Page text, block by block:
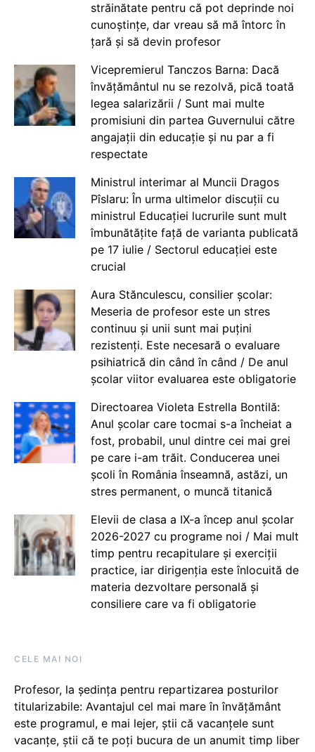
străinătate pentru că pot deprinde noi
cunoștințe, dar vreau să mă întorc în
țară și să devin profesor
Vicepremierul Tanczos Barna: Dacă
învățământul nu se rezolvă, pică toată
legea salarizării / Sunt mai multe
promisiuni din partea Guvernului către
angajații din educație și nu par a fi
respectate
Ministrul interimar al Muncii Dragos
Pîslaru: În urma ultimelor discuții cu
ministrul Educației lucrurile sunt mult
îmbunătățite față de varianta publicată
pe 17 iulie / Sectorul educației este
crucial
Aura Stănculescu, consilier școlar:
Meseria de profesor este un stres
continuu și unii sunt mai puțini
rezistenți. Este necesară o evaluare
psihiatrică din când în când / De anul
școlar viitor evaluarea este obligatorie
Directoarea Violeta Estrella Bontilă:
Anul școlar care tocmai s-a încheiat a
fost, probabil, unul dintre cei mai grei
pe care i-am trăit. Conducerea unei
școli în România înseamnă, astăzi, un
stres permanent, o muncă titanică
Elevii de clasa a IX-a încep anul școlar
2026-2027 cu programe noi / Mai mult
timp pentru recapitulare și exerciții
practice, iar dirigenția este înlocuită de
materia dezvoltare personală și
consiliere care va fi obligatorie
CELE MAI NOI
Profesor, la ședința pentru repartizarea posturilor
titularizabile: Avantajul cel mai mare în învățământ
este programul, e mai lejer, știi că vacanțele sunt
vacanţe, știi că te poți bucura de un anumit timp liber